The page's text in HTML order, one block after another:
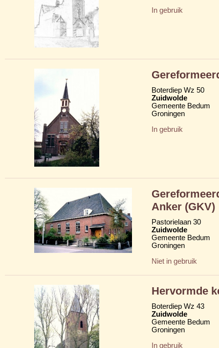
In gebruik
Boterdiep Wz 50
Zuidwolde
Gemeente Bedum
Groningen
In gebruik
Anker (GKV)
Pastorielaan 30
Zuidwolde
Gemeente Bedum
Groningen
Niet in gebruik
Hervormde
Boterdiep Wz 43
Zuidwolde
Gemeente Bedum
Groningen
In gebruik